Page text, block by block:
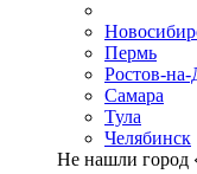
Пермь
Ростов-
Самара
Тула
Челябинск
Не нашли город